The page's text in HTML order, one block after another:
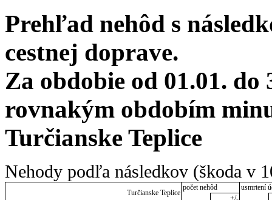
Prehľad nehôd s
cestnej doprave.
Za obdobie od 01.01. do
rovnakým obdobím
Turčianske Teplice
Nehody podľa následkov (škoda v
Turčianske Teplice
počet nehôd
usmrtení
+/-